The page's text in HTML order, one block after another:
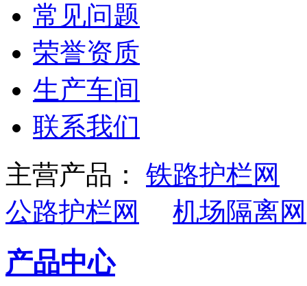
常见问题
荣誉资质
生产车间
联系我们
主营产品： 铁路护栏网
公路护栏网
机场隔离网
产品中心